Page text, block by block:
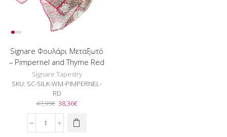
Signare Φουλάρι Μεταξωτό
– Pimpernel and Thyme Red
Signare Tapestry
SKU: SC-SILK-WM-PIMPERNEL-
RD
47,95€ Original
price
was:
47,95€.
38,36€Η
τιμή
Signare